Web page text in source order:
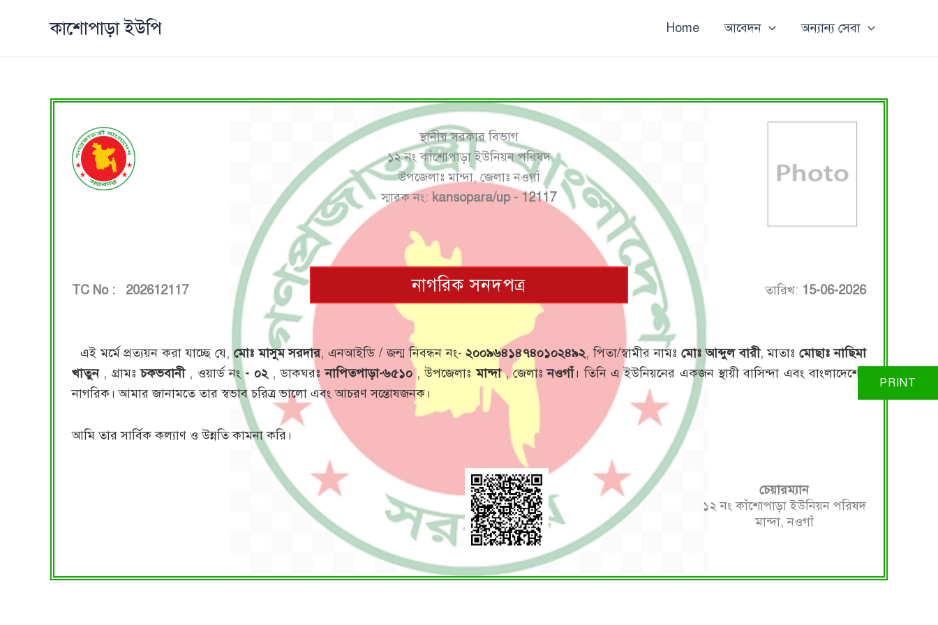
কাশোপাড়া ইউপি Home আবেদন অন্যান্য সেবা
স্থানীয় সরকার বিভাগ
১২ নং কাঁশোপাড়া ইউনিয়ন পরিষদ
উপজেলাঃ মান্দা, জেলাঃ নওগাঁ
স্মারক নং: kansopara/up - 12117
TC No : 202612117 নাগরিক সনদপত্র তারিখ: 15-06-2026
এই মর্মে প্রত্যয়ন করা যাচ্ছে যে, মোঃ মাসুম সরদার, এনআইডি / জন্ম নিবন্ধন নং-২০০৯৬৪১৪৭৪০১০২৪৯২, পিতা/স্বামীর নামঃ মোঃ আব্দুল বারী, মাতাঃমোছাঃ নাছিমা
খাতুন , গ্রামঃচকভবানী , ওয়ার্ড নং- ০২ , ডাকঘরঃনাপিতপাড়া-৬৫১০, উপজেলাঃমান্দা, জেলাঃনওগাঁ। তিনি এ ইউনিয়নের একজন স্থায়ী বাসিন্দা এবং বাংলাদেশের
নাগরিক। আমার জানামতে তার স্বভাব চরিত্র ভালো এবং আচরণ সন্তোষজনক।
আমি তার সার্বিক কল্যাণ ও উন্নতি কামনা করি।
চেয়ারম্যান
১২ নং কাঁশোপাড়া ইউনিয়ন পরিষদ
মান্দা, নওগাঁ